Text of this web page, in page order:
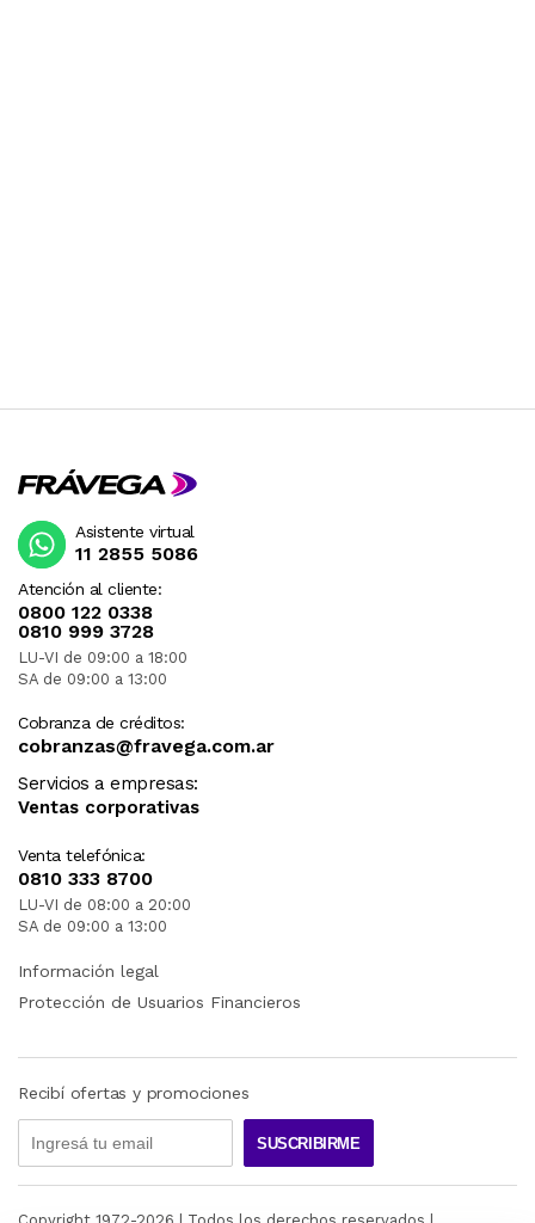
Atención al cliente:
0800 122 0338
0810 999 3728
LU-VI de 09:00 a 18:00
SA de 09:00 a 13:00
Cobranza de créditos:
cobranzas@fravega.com.ar
Servicios a empresas:
Ventas corporativas
Venta telefónica:
0810 333 8700
LU-VI de 08:00 a 20:00
SA de 09:00 a 13:00
Asistente virtual
11 2855 5086
Información legal
Protección de Usuarios Financieros
Recibí ofertas y promociones
SUSCRIBIRME